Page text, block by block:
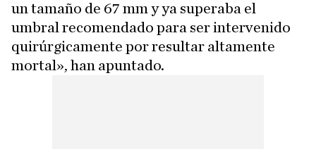
un tamaño de 67 mm y ya superaba el
umbral recomendado para ser intervenido
quirúrgicamente por resultar altamente
mortal», han apuntado.